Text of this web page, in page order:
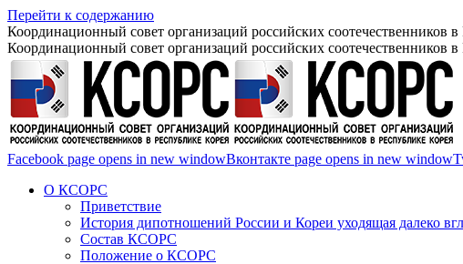
Перейти к содержанию
Координационный совет организаций российских соотечественников в
Координационный совет организаций российских соотечественников в
Facebook page opens in new windowВконтакте page opens in new window
О КСОРС
Приветствие
История дипотношений России и Кореи уходящая далеко
Состав КСОРС
Положение о КСОРС